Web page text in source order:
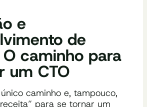
e
de
caminho para
um CTO
caminho e, tampouco,
para se tornar um